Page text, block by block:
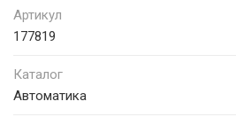
Артикул
177819
Каталог
Автоматика